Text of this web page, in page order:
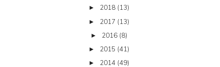
► 2018 (13)
► 2017 (13)
► 2016 (8)
► 2015 (41)
► 2014 (49)